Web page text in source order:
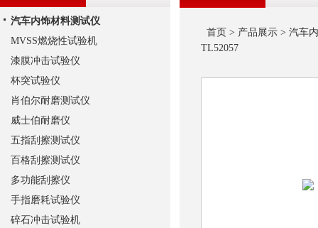
首页 > 产品展示> 汽车
TL52057
汽车内饰材料测试仪
MVSS燃烧性试验机
漆膜冲击试验仪
杯突试验仪
肖伯尔耐磨测试仪
威士伯耐磨仪
五指刮擦测试仪
百格刮擦测试仪
多功能刮擦仪
手指磨耗试验仪
碎石冲击试验机